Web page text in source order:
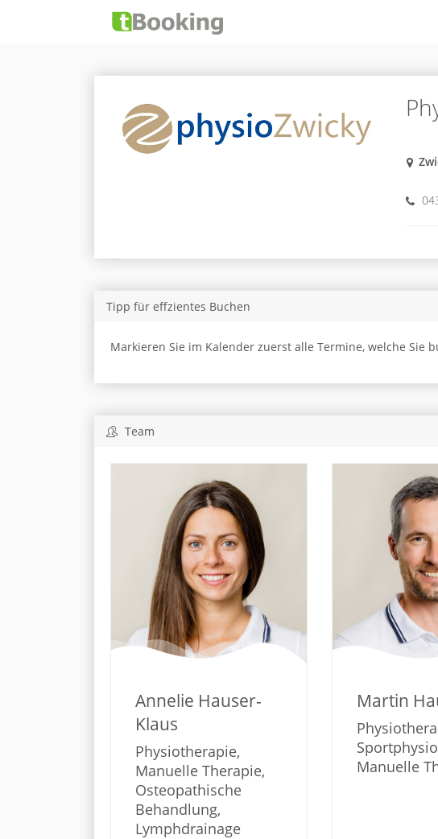
Tipp für effzientes Buchen
Markieren Sie im Kalender zuerst alle Termine, welche
Team
Annelie Hauser-
Klaus
Physiotherapie,
Manuelle Therapie,
Osteopathische
Behandlung,
Lymphdrainage
Martin
Manuelle